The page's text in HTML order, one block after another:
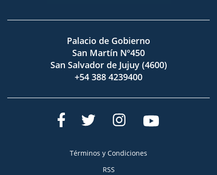
Palacio de Gobierno
San Martín Nº450
San Salvador de Jujuy (4600)
+54 388 4239400
Términos y Condiciones
RSS